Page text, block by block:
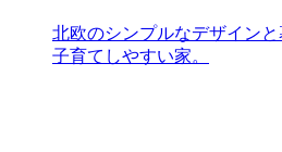
北欧のシンプルなデザイン
子育てしやすい家。